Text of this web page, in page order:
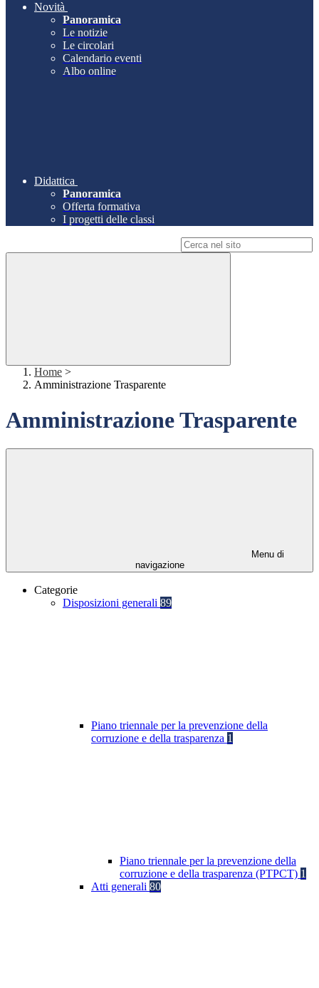
Novità
Panoramica
Le notizie
Le circolari
Calendario eventi
Albo online
Didattica
Panoramica
Offerta formativa
I progetti delle classi
Home >
Amministrazione Trasparente
Amministrazione Trasparente
Menu di
navigazione
Categorie
Disposizioni generali 89
Piano triennale per la prevenzione della
corruzione e della trasparenza 1
Piano triennale per la prevenzione della
corruzione e della trasparenza (PTPCT) 1
Atti generali 80